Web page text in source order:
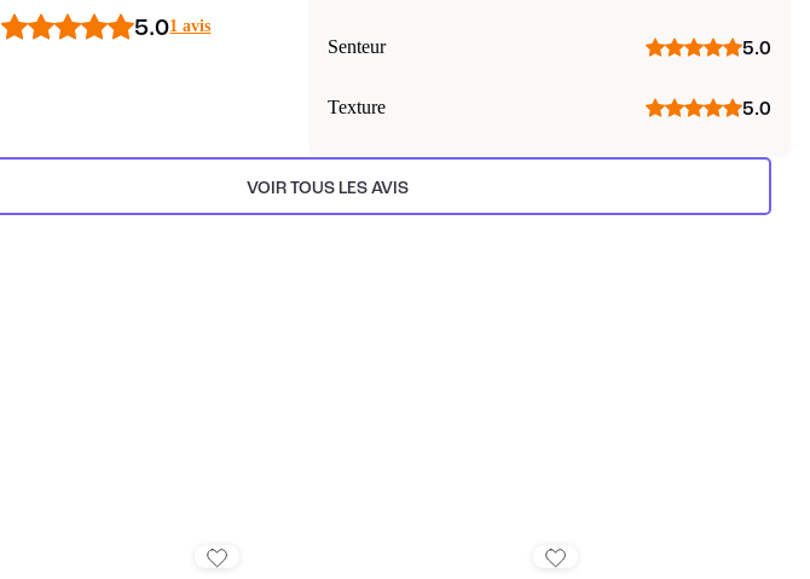
5.01 avis
Senteur 5.0
Texture 5.0
VOIR TOUS LES AVIS